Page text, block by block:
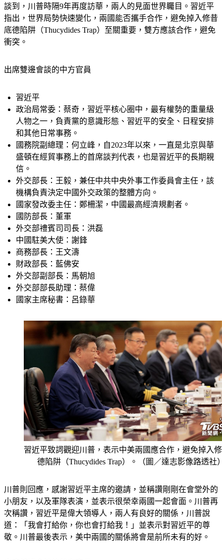
談到，川普時隔9年再度訪華，兩人的見面世界矚目。習近平
指出，世界局勢快速變化，兩國能否攜手合作，避免掉入修昔
底德陷阱（Thucydides Trap）至關重要，雙方應該合作，避免
衝突。
出席雙邊會談的中方官員
習近平
政治局常委：蔡奇，習近平核心圈中，最有權勢的重量級
人物之一，負責黨的意識形態、習近平的安全、日程安排
和其他日常事務。
國務院副總理：何立峰，自2023年以來，一直是北京與華
盛頓在經貿事務上的首席談判代表，也是習近平的長期親
信。
外交部長：王毅，兼任中共中央外事工作委員會主任，該
機構負責決定中國外交政策的整體方向。
國家發改委主任：鄭柵潔，中國最高經濟規劃者。
國防部長：董軍
外交部禮賓司司長：洪磊
中國駐美大使：謝鋒
商務部長：王文濤
財政部長：藍佛安
外交部副部長：馬朝旭
外交部部長助理：蔡偉
國家主席秘書：呂錄華
習近平致詞觀迎川普，表示中美兩國應合作，避免掉入
德陷阱（Thucydides Trap）。（圖／達志影像路透社
川普則回應，感謝習近平主席的邀請，並稱讚剛剛在會堂外的
小朋友，以及軍隊表演，並表示很榮幸兩國一起會面。川普再
次稱讚，習近平是偉大領導人，兩人有良好的關係，川普說
道：「我會打給你，你也會打給我！」並表示對習近平的尊
敬。川普最後表示，美中兩國的關係將會是前所未有的好。